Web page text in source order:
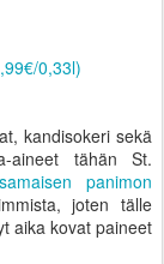
0,33l)
kandisokeri sekä
aineet tähän St.
samaisen panimon
joten tälle
aika kovat paineet